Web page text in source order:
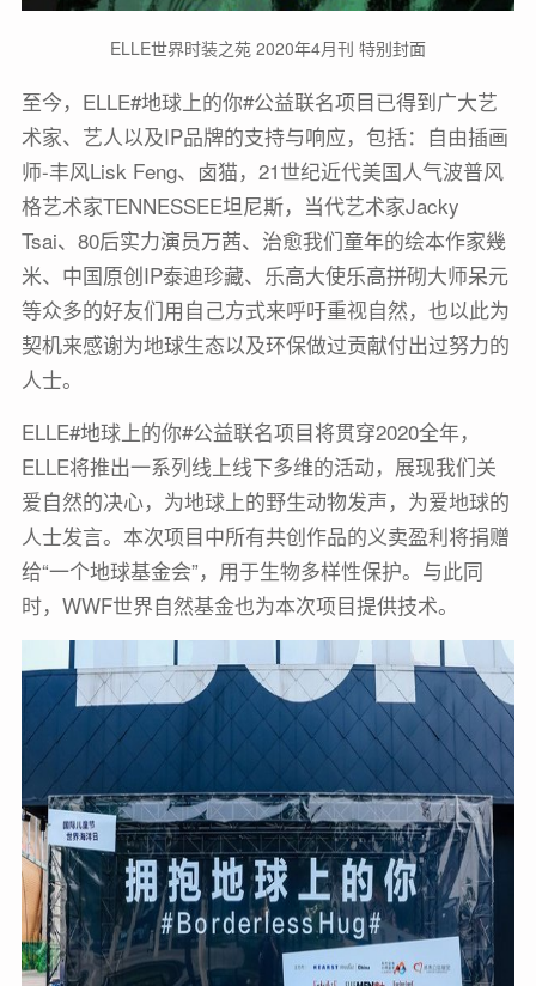
ELLE世界时装之苑 2020年4月刊 特别封面
至今，ELLE#地球上的你#公益联名项目已得到广大艺
术家、艺人以及IP品牌的支持与响应，包括：自由插画
师-丰风Lisk Feng、卤猫，21世纪近代美国人气波普风
格艺术家TENNESSEE坦尼斯，当代艺术家Jacky
Tsai、80后实力演员万茜、治愈我们童年的绘本作家幾
米、中国原创IP泰迪珍藏、乐高大使乐高拼砌大师呆元
等众多的好友们用自己方式来呼吁重视自然，也以此为
契机来感谢为地球生态以及环保做过贡献付出过努力的
人士。
ELLE#地球上的你#公益联名项目将贯穿2020全年，
ELLE将推出一系列线上线下多维的活动，展现我们关
爱自然的决心，为地球上的野生动物发声，为爱地球的
人士发言。本次项目中所有共创作品的义卖盈利将捐赠
给“一个地球基金会”，用于生物多样性保护。与此同
时，WWF世界自然基金也为本次项目提供技术。